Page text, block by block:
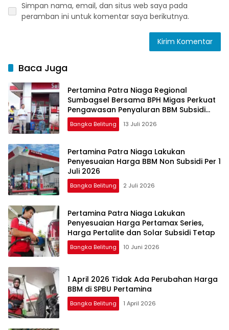
Simpan nama, email, dan situs web saya pada
peramban ini untuk komentar saya berikutnya.
Baca Juga
Pertamina Patra Niaga Regional
Sumbagsel Bersama BPH Migas Perkuat
Pengawasan Penyaluran BBM Subsidi
bagi Nelayan melalui Aplikasi XSTAR
Bangka Belitung 13 Juli 2026
Pertamina Patra Niaga Lakukan
Penyesuaian Harga BBM Non Subsidi Per 1
Juli 2026
Bangka Belitung 2 Juli 2026
Pertamina Patra Niaga Lakukan
Penyesuaian Harga Pertamax Series,
Harga Pertalite dan Solar Subsidi Tetap
Bangka Belitung 10 Juni 2026
1 April 2026 Tidak Ada Perubahan Harga
BBM di SPBU Pertamina
Bangka Belitung 1 April 2026